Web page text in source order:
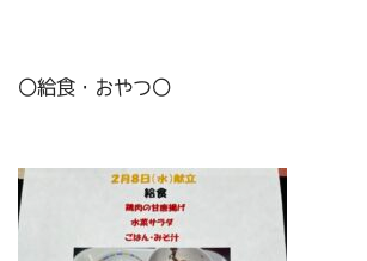
〇給食・おやつ〇